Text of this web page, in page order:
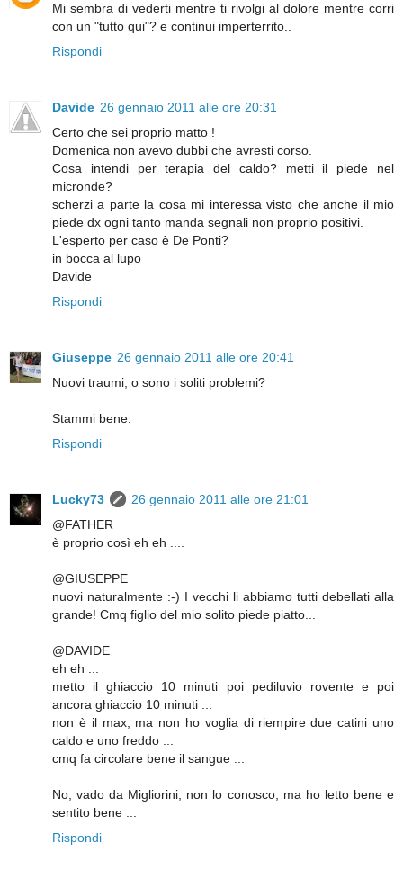
Mi sembra di vederti mentre ti rivolgi al dolore mentre corri
con un "tutto qui"? e continui imperterrito..
Rispondi
Davide 26 gennaio 2011 alle ore 20:31
Certo che sei proprio matto !
Domenica non avevo dubbi che avresti corso.
Cosa intendi per terapia del caldo? metti il piede nel
micronde?
scherzi a parte la cosa mi interessa visto che anche il mio
piede dx ogni tanto manda segnali non proprio positivi.
L'esperto per caso è De Ponti?
in bocca al lupo
Davide
Rispondi
Giuseppe 26 gennaio 2011 alle ore 20:41
Nuovi traumi, o sono i soliti problemi?
Stammi bene.
Rispondi
Lucky73
26 gennaio 2011 alle ore 21:01
@FATHER
è proprio così eh eh ....
@GIUSEPPE
nuovi naturalmente :-) I vecchi li abbiamo tutti debellati alla
grande! Cmq figlio del mio solito piede piatto...
@DAVIDE
eh eh ...
metto il ghiaccio 10 minuti poi pediluvio rovente e poi
ancora ghiaccio 10 minuti ...
non è il max, ma non ho voglia di riempire due catini uno
caldo e uno freddo ...
cmq fa circolare bene il sangue ...
No, vado da Migliorini, non lo conosco, ma ho letto bene e
sentito bene ...
Rispondi